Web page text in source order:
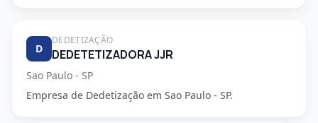
D
DEDETIZAÇÃO
DEDETETIZADORA JJR
Sao Paulo - SP
Empresa de Dedetização em Sao Paulo - SP.